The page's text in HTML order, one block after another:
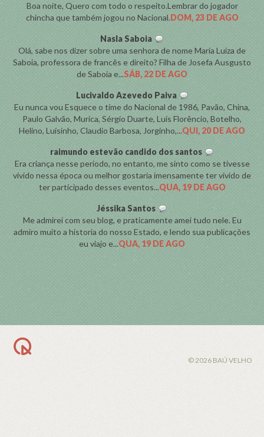
Boa noite, Quero com todo o respeito.Lembrar do jogador
chincha que também jogou no Nacional.DOM, 23 DE AGO
Nasla Saboia
Olá, sabe nos dizer sobre uma senhora de nome Maria Luiza de
Saboia, professora de francês e direito? Filha de Josefa Ausgusto
de Saboia e...SÁB, 22 DE AGO
Lucivaldo Azevedo Paiva
Eu nunca vou Esquece o time do Nacional de 1986, Pavão, China,
Paulo Galvão, Murica, Sérgio Duarte, Luís Florêncio, Botelho,
Helino, Luísinho, Claudio Barbosa, Jorginho,...QUI, 20 DE AGO
raimundo estevão candido dos santos
Era criança nesse período, no entanto, me sinto como se tivesse
vivido nessa época ou melhor gostaria imensamente ter vivido de
ter participado desses eventos...QUA, 19 DE AGO
Jéssika Santos
Me admirei com seu blog, e praticamente amei tudo nele. Eu
admiro muito a historia do nosso Estado, e lendo sua publicações
eu viajo e...QUA, 19 DE AGO
© 2026 BAÚ VELHO